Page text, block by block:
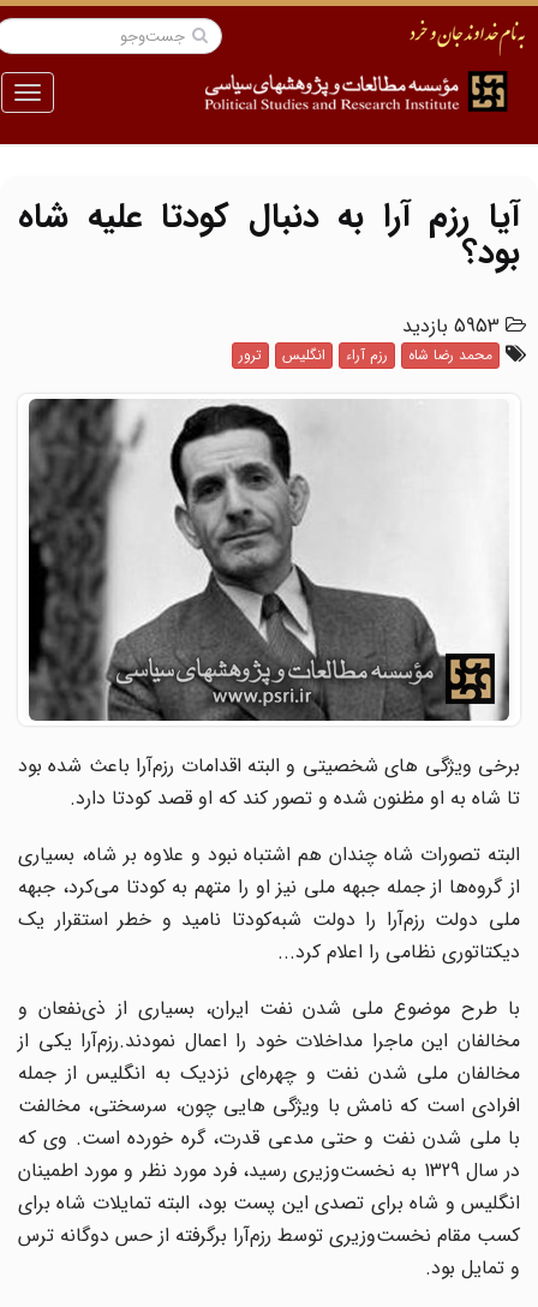
منو
آیا رزم آرا به دنبال کودتا علیه شاه
بود؟
5953 بازدید
محمد رضا شاه رزم آراء انگلیس ترور
برخی ویژگی های شخصیتی و البته اقدامات رزم‌آرا باعث شده بود
تا شاه به او مظنون شده و تصور کند که او قصد کودتا دارد.
البته تصورات شاه چندان هم اشتباه نبود و علاوه بر شاه، بسیاری
از گروه‌ها از جمله جبهه ملی نیز او را متهم به کودتا می‌کرد، جبهه
ملی دولت رزم‌آرا را دولت شبه‌کودتا نامید و خطر استقرار یک
دیکتاتوری نظامی را اعلام کرد...
با طرح موضوع ملی شدن نفت ایران، بسیاری از ذی‌نفعان و
مخالفان این ماجرا مداخلات خود را اعمال نمودند.رزم‌آرا یکی از
مخالفان ملی شدن نفت و چهره‌ای نزدیک به انگلیس از جمله
افرادی است که نامش با ویژگی هایی چون، سرسختی، مخالفت
با ملی شدن نفت و حتی مدعی قدرت، گره خورده است. وی که
در سال 1329 به نخست‌وزیری رسید، فرد مورد نظر و مورد اطمینان
انگلیس و شاه برای تصدی این پست بود، البته تمایلات شاه برای
کسب مقام نخست‌وزیری توسط رزم‌آرا برگرفته از حس دوگانه ترس
و تمایل بود.